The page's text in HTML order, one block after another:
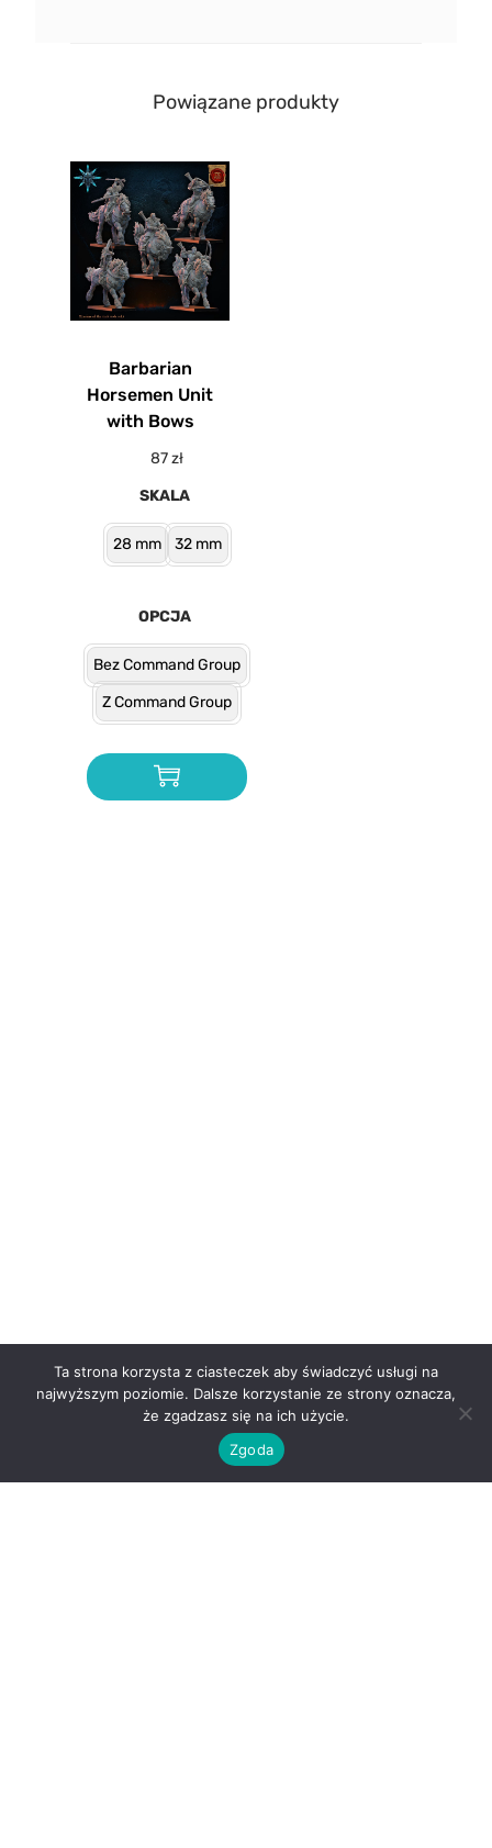
Powiązane produkty
Barbarian
Horsemen Unit
with Bows
87zł
SKALA
28 mm 32 mm
OPCJA
Bez Command Group
Z Command Group
Ta strona korzysta z ciasteczek aby świadczyć usługi na
najwyższym poziomie. Dalsze korzystanie ze strony oznacza,
że zgadzasz się na ich użycie.
Zgoda